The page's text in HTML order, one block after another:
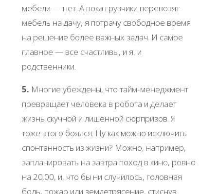
мебели — нет. А пока грузчики перевозят
мебель на дачу, я потрачу свободное время
на решение более важных задач. И самое
главное — все счастливы, и я, и
родственники.
5. Многие убеждены, что тайм-менеджмент
превращает человека в робота и делает
жизнь скучной и лишённой сюрпризов. Я
тоже этого боялся. Ну как можно исключить
спонтанность из жизни? Можно, например,
запланировать на завтра поход в кино, ровно
на 20.00, и, что бы ни случилось, головная
боль, пожар или землетрясение, стиснув